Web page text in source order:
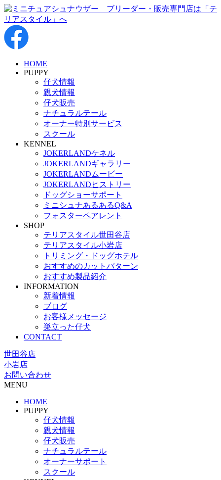
HOME
PUPPY
仔犬情報
親犬情報
仔犬販売
ナチュラルテール
オーナー特別サービス
スクール
KENNEL
JOKERLANDケネル
JOKERLANDギャラリー
JOKERLANDムービー
JOKERLANDヒストリー
ドッグショーサポート
ミニシュナあるあるQ&A
フォスターペアレント
SHOP
テリアスタイル世田谷店
テリアスタイル小岩店
トリミング・ドッグホテル
おすすめのカットパターン
おすすめ製品紹介
INFORMATION
新着情報
ブログ
お客様メッセージ
巣立った仔犬
CONTACT
世田谷店
小岩店
お問い合わせ
MENU
HOME
PUPPY
仔犬情報
親犬情報
仔犬販売
ナチュラルテール
オーナーサポート
スクール